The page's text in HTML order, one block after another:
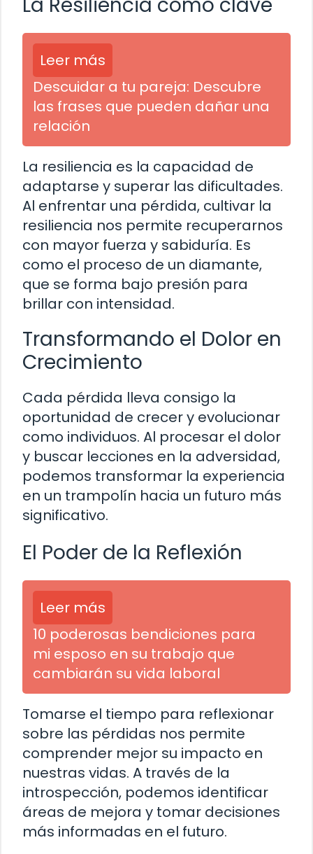
Leer más
Descuidar a tu pareja: Descubre
las frases que pueden dañar una
relación
La resiliencia es la capacidad de
adaptarse y superar las dificultades.
Al enfrentar una pérdida, cultivar la
resiliencia nos permite recuperarnos
con mayor fuerza y ​​sabiduría. Es
como el proceso de un diamante,
que se forma bajo presión para
brillar con intensidad.
Transformando el Dolor en
Crecimiento
Cada pérdida lleva consigo la
oportunidad de crecer y evolucionar
como individuos. Al procesar el dolor
y buscar lecciones en la adversidad,
podemos transformar la experiencia
en un trampolín hacia un futuro más
significativo.
El Poder de la Reflexión
Leer más
10 poderosas bendiciones para
mi esposo en su trabajo que
cambiarán su vida laboral
Tomarse el tiempo para reflexionar
sobre las pérdidas nos permite
comprender mejor su impacto en
nuestras vidas. A través de la
introspección, podemos identificar
áreas de mejora y tomar decisiones
más informadas en el futuro.